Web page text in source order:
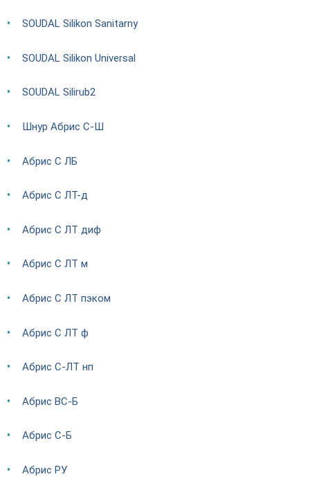
SOUDAL Silikon Sanitarny
SOUDAL Silikon Universal
SOUDAL Silirub2
Шнур Абрис С-Ш
Абрис С ЛБ
Абрис С ЛТ-д
Абрис С ЛТ диф
Абрис С ЛТ м
Абрис С ЛТ пэком
Абрис С ЛТ ф
Абрис С-ЛТ нп
Абрис ВС-Б
Абрис С-Б
Абрис РУ